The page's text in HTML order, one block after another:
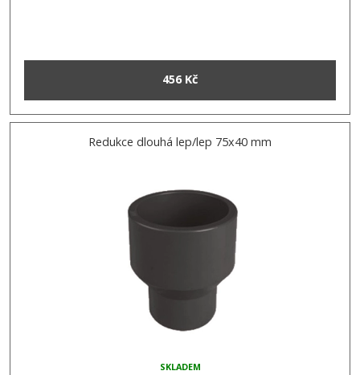
456 Kč
Redukce dlouhá lep/lep 75x40 mm
SKLADEM